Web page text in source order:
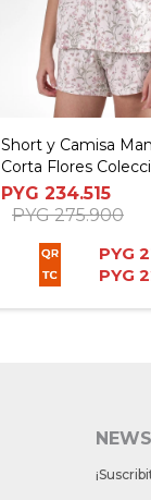
Short y Camisa
Corta Flores
P
PYG 234.515
PYG 275.900
PYG
PYG